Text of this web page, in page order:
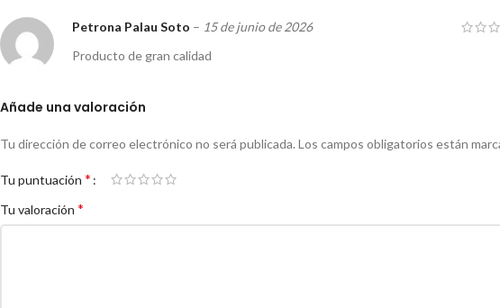
Petrona Palau Soto – 15 de junio de 2026
Producto de gran calidad
Añade una valoración
Tu dirección de correo electrónico no será publicada. Los campos obligatorios están
Tu puntuación *
Tu valoración *